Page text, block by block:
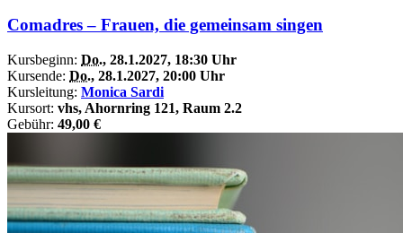
Comadres – Frauen, die gemeinsam singen
Kursbeginn: Do., 28.1.2027, 18:30 Uhr
Kursende: Do., 28.1.2027, 20:00 Uhr
Kursleitung: Monica Sardi
Kursort: vhs, Ahornring 121, Raum 2.2
Gebühr: 49,00 €